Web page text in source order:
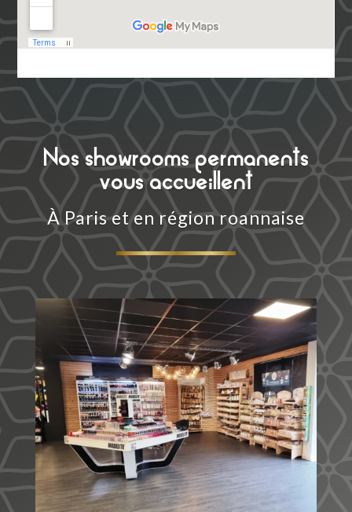
Nos showrooms permanents
vous accueillent
À Paris et en région roannaise